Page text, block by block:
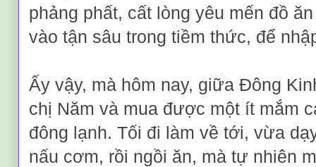
phảng phất, cất lòng yêu mến đồ
vào tận sâu trong tiềm thức, để
Ấy vậy, mà hôm nay, giữa Đông
chị Năm và mua được một ít mắm
đông lạnh. Tối đi làm về tới, vừa
nấu cơm, rồi ngồi ăn, mà tự nhiên